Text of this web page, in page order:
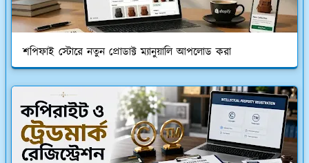
শপিফাই স্টোরে নতুন প্রোডাক্ট ম্যানুয়ালি আপলোড করা